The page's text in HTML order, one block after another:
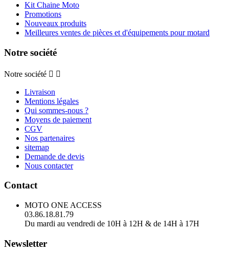
Kit Chaine Moto
Promotions
Nouveaux produits
Meilleures ventes de pièces et d'équipements pour motard
Notre société
Notre société  
Livraison
Mentions légales
Qui sommes-nous ?
Moyens de paiement
CGV
Nos partenaires
sitemap
Demande de devis
Nous contacter
Contact
MOTO ONE ACCESS
03.86.18.81.79
Du mardi au vendredi de 10H à 12H & de 14H à 17H
Newsletter